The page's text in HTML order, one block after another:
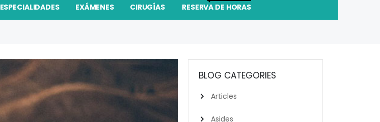
ESPECIALIDADES EXÁMENES CIRUGÍAS RESERVA DE HORAS
BLOG CATEGORIES
Articles
Asides